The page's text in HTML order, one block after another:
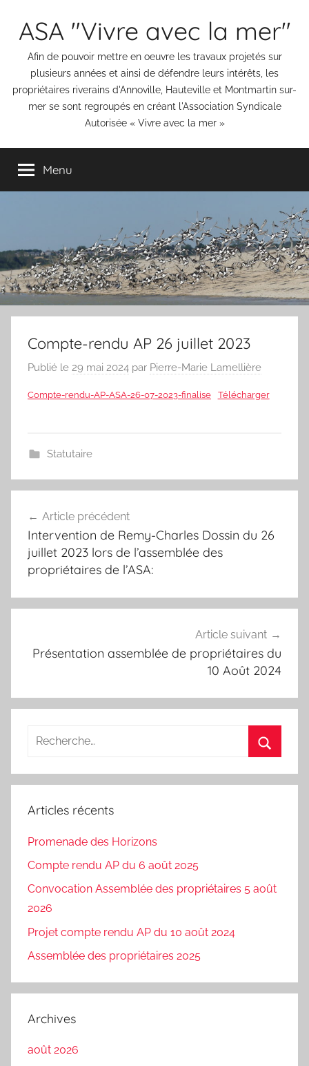
ASA "Vivre avec la mer"
Afin de pouvoir mettre en oeuvre les travaux projetés sur
plusieurs années et ainsi de défendre leurs intérêts, les
propriétaires riverains d'Annoville, Hauteville et Montmartin sur-
mer se sont regroupés en créant l'Association Syndicale
Autorisée « Vivre avec la mer »
Menu
Compte-rendu AP 26 juillet 2023
Publié le 29 mai 2024 par Pierre-Marie Lamellière
Compte-rendu-AP-ASA-26-07-2023-finalise Télécharger
Statutaire
de
l’article
Article précédent
Intervention de Remy-Charles Dossin du 26
juillet 2023 lors de l’assemblée des
propriétaires de l’ASA:
Article suivant
Présentation assemblée de propriétaires du
10 Août 2024
Recherche
:
Articles récents
Promenade des Horizons
Compte rendu AP du 6 août 2025
Convocation Assemblée des propriétaires 5 août
2026
Projet compte rendu AP du 10 août 2024
Assemblée des propriétaires 2025
Archives
août 2026